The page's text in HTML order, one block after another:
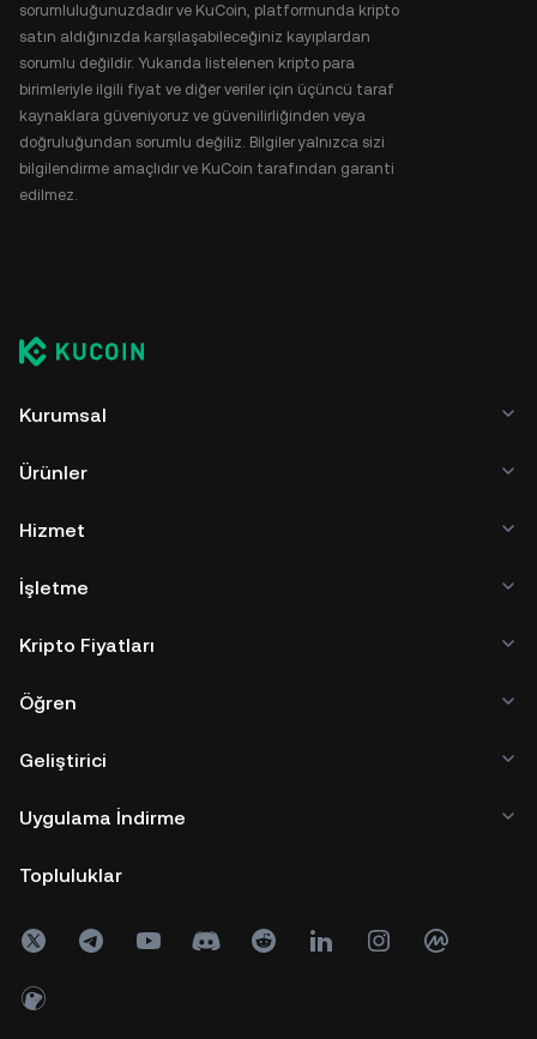
sorumluluğunuzdadır ve KuCoin, platformunda kripto
satın aldığınızda karşılaşabileceğiniz kayıplardan
sorumlu değildir. Yukarıda listelenen kripto para
birimleriyle ilgili fiyat ve diğer veriler için üçüncü taraf
kaynaklara güveniyoruz ve güvenilirliğinden veya
doğruluğundan sorumlu değiliz. Bilgiler yalnızca sizi
bilgilendirme amaçlıdır ve KuCoin tarafından garanti
edilmez.
Kurumsal
Ürünler
Hizmet
İşletme
Kripto Fiyatları
Öğren
Geliştirici
Uygulama İndirme
Topluluklar